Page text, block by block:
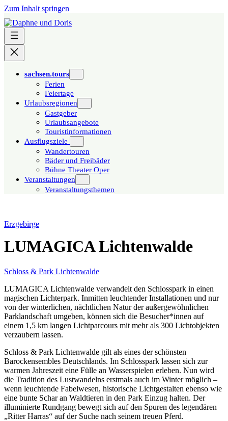
Zum Inhalt springen
sachsen.tours
Ferien
Feiertage
Urlaubsregionen
Gastgeber
Urlaubsangebote
Touristinformationen
Ausflugsziele
Wandertouren
Bäder und Freibäder
Bühne Theater Oper
Veranstaltungen
Veranstaltungsthemen
Erzgebirge
LUMAGICA Lichtenwalde
Schloss & Park Lichtenwalde
LUMAGICA Lichtenwalde verwandelt den Schlosspark in einen
magischen Lichterpark. Inmitten leuchtender Installationen und nur
von der winterlichen, nächtlichen Natur der außergewöhnlichen
Parklandschaft umgeben, können sich die Besucher*innen auf
einem 1,5 km langen Lichtparcours mit mehr als 300 Lichtobjekten
verzaubern lassen.
Schloss & Park Lichtenwalde gilt als eines der schönsten
Barockensembles Deutschlands. Im Schlosspark lassen sich zur
warmen Jahreszeit eine Fülle an Wasserspielen erleben. Nun wird
die Tradition des Lustwandelns erstmals auch im Winter möglich –
wenn leuchtende Fabelwesen, historische Lichtgestalten ebenso wie
eine bunte Schar an Waldtieren in den Park Einzug halten. Der
illuminierte Rundgang bewegt sich auf den Spuren des legendären
„Ritter Harras“ auf der Suche nach seinem treuen Pferd.